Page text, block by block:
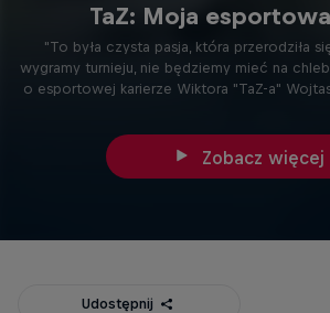
TaZ: Moja
"To była czysta pasja, która przerodziła
wygramy turnieju, nie będziemy mieć na
o esportowej karierze Wiktora "TaZ-a"
Zobacz więcej
Udostępnij